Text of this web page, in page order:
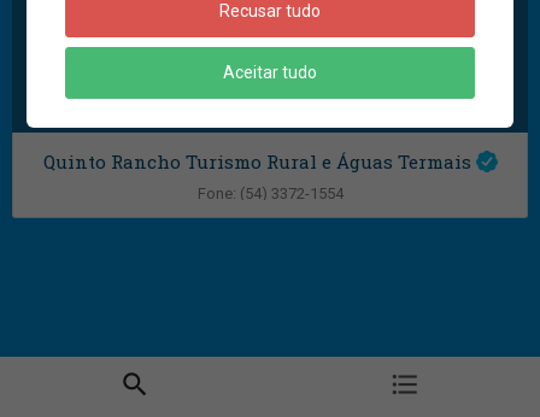
Quinto Rancho Turismo Rural e Águas Termais
Fone: (54) 3372-1554
Recusar tudo
Aceitar tudo